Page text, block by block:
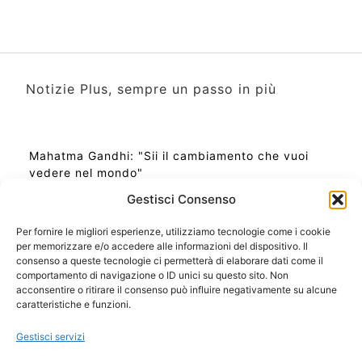
Gestisci Consenso
Per fornire le migliori esperienze, utilizziamo tecnologie come i cookie
per memorizzare e/o accedere alle informazioni del dispositivo. Il
consenso a queste tecnologie ci permetterà di elaborare dati come il
comportamento di navigazione o ID unici su questo sito. Non
acconsentire o ritirare il consenso può influire negativamente su alcune
caratteristiche e funzioni.
Gestisci servizi
Notizie Plus, sempre un passo in più
Mahatma Gandhi: "Sii il cambiamento che vuoi
vedere nel mondo"
Ora Esatta in Italia in questo momento
Ti Senti Strano Ultimamente? Potrebbe Essere per
la Risonanza di Schumann
Come Sapere Se Stai Ascendendo alla Quinta